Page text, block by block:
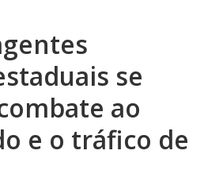
se
ao
e o tráfico de